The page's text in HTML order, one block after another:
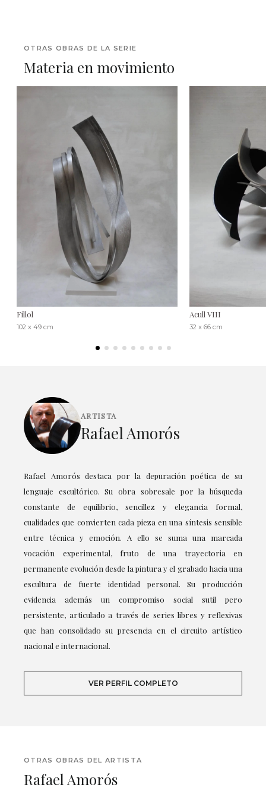
OTRAS OBRAS DE LA SERIE
Materia en movimiento
Fillol
102 x 49 cm
Acull VIII
32 x 66 cm
ARTISTA
Rafael Amorós
Rafael Amorós destaca por la depuración poética de su
lenguaje escultórico. Su obra sobresale por la búsqueda
constante de equilibrio, sencillez y elegancia formal,
cualidades que convierten cada pieza en una síntesis sensible
entre técnica y emoción. A ello se suma una marcada
vocación experimental, fruto de una trayectoria en
permanente evolución desde la pintura y el grabado hacia una
escultura de fuerte identidad personal. Su producción
evidencia además un compromiso social sutil pero
persistente, articulado a través de series libres y reflexivas
que han consolidado su presencia en el circuito artístico
nacional e internacional.
VER PERFIL COMPLETO
OTRAS OBRAS DEL ARTISTA
Rafael Amorós